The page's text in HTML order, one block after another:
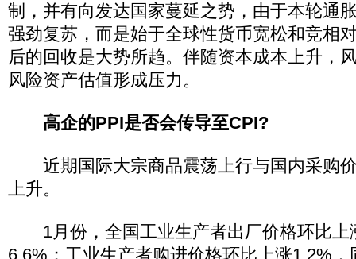
制，并有向发达国家蔓延之势，由于本轮通
强劲复苏，而是始于全球性货币宽松和竞相
后的回收是大势所趋。伴随资本成本上升，
风险资产估值形成压力。
高企的PPI是否会传导至CPI?
近期国际大宗商品震荡上行与国内采购
上升。
1月份，全国工业生产者出厂价格环比上
6.6%；工业生产者购进价格环比上涨1.2%